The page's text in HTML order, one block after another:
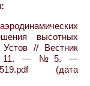
высотных
// Вестник
Т 11. — №5. —
(дата